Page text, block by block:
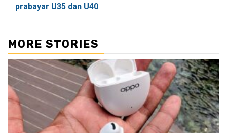
prabayar U35 dan U40
MORE STORIES